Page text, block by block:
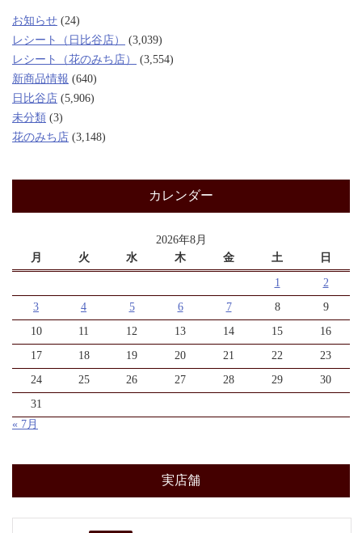
お知らせ (24)
レシート（日比谷店）
(3,039)
レシート（花のみち店）
(3,554)
新商品情報 (640)
日比谷店 (5,906)
未分類 (3)
花のみち店 (3,148)
カレンダー
2026年8月
月
火 水 木 金 土 日
1
2
3
4 5 6 7 8
9
10
11 12 13 14 15
16
17
18 19 20 21 22
23
24
25 26 27 28 29
30
31
« 7月
実店舗